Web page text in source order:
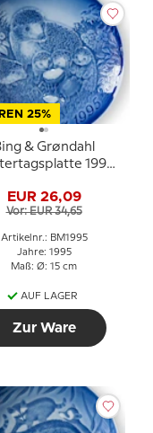
25%
& Grøndahl
1995
EUR 26,09
Vor: EUR 34,65
Artikelnr.: BM1995
Jahre: 1995
Maß: Ø: 15 cm
AUF LAGER
Zur Ware